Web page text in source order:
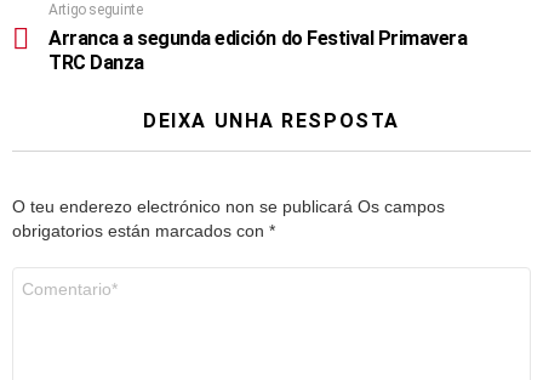
Artigo seguinte
Arranca a segunda edición do Festival Primavera
TRC Danza
DEIXA UNHA RESPOSTA
O teu enderezo electrónico non se publicará Os campos
obrigatorios están marcados con *